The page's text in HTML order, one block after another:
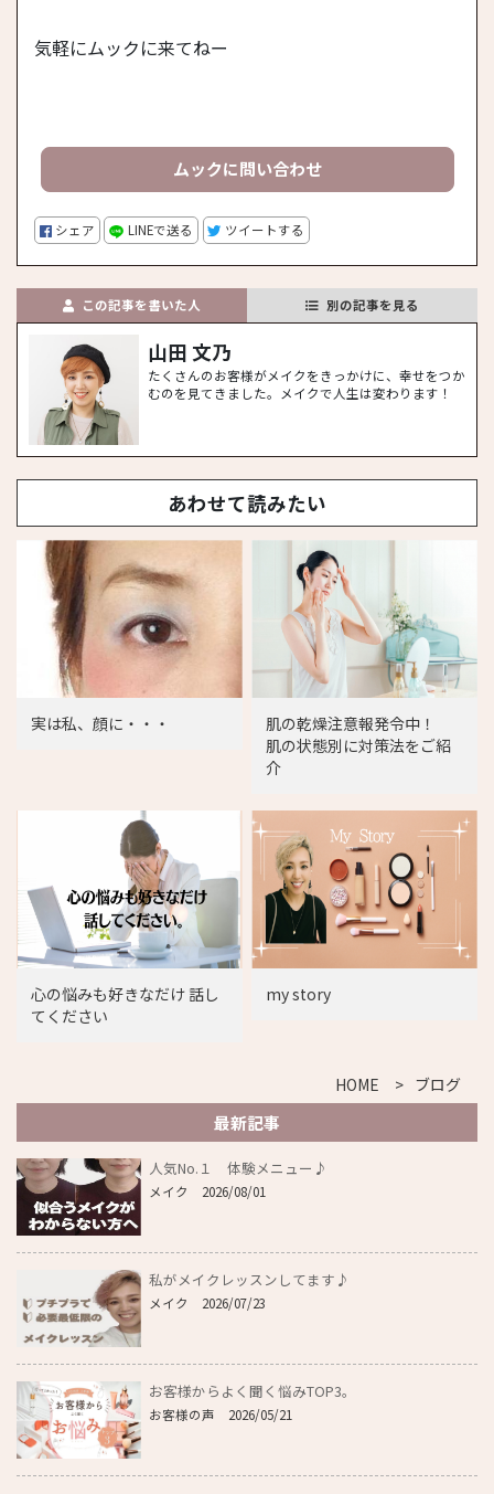
気軽にムックに来てねー
ムックに問い合わせ
シェア LINEで送る ツイートする
この記事を書いた人 別の記事を見る
山田 文乃
たくさんのお客様がメイクをきっかけに、幸せをつか
むのを見てきました。メイクで人生は変わります！
あわせて読みたい
実は私、顔に・・・
肌の乾燥注意報発令中！
肌の状態別に対策法をご紹
介
心の悩みも好きなだけ 話し
てください
my story
HOME ブログ
最新記事
人気No.１ 体験メニュー♪
メイク 2026/08/01
私がメイクレッスンしてます♪
メイク 2026/07/23
お客様からよく聞く悩みTOP3。
お客様の声 2026/05/21